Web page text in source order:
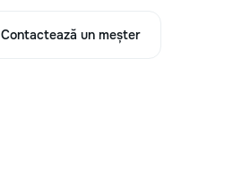
Contactează un meșter